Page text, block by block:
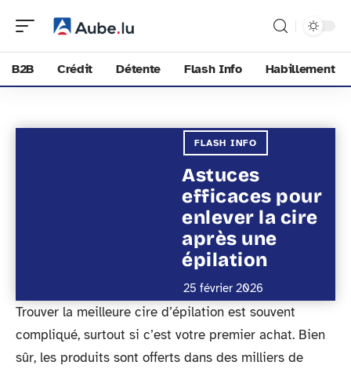
B2B Crédit Détente Flash Info Habillement
FLASH INFO
Astuces
efficaces pour
enlever la cire
après une
épilation
25 février 2026
Trouver la meilleure cire d’épilation est souvent
compliqué, surtout si c’est votre premier achat. Bien
sûr, les produits sont offerts dans des milliers de